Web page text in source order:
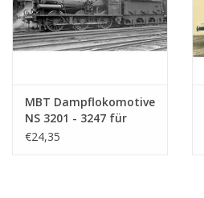
MBT Dampflokomotive
NS 3201 - 3247 für
Spur 0 - Bauzeichnung
€24,35